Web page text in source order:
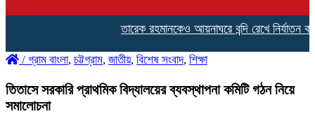
তারেক রহমানকেও আয়নাঘরে বন্দি রেখে নির্যাতন
/ গ্রাম বাংলা, চট্টগ্রাম, জাতীয়, বিশেষ সংবাদ, শিক্ষা
তিতাসে সরকারি প্রাথমিক বিদ্যালয়ের ব্যবস্থাপনা কমিটি গঠন নিয়ে
সমালোচনা